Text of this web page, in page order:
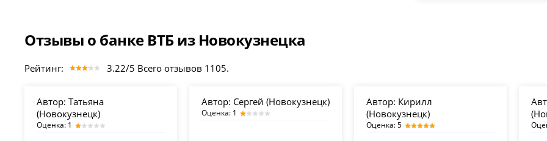
Отзывы о банке ВТБ из Новокузнецка
Рейтинг: 3.22/5 Всего отзывов 1105.
Автор: Татьяна
(Новокузнецк)
Оценка: 1
Автор: Сергей (Новокузнецк)
Оценка: 1
Автор: Кирилл
(Новокузнецк)
Оценка: 5